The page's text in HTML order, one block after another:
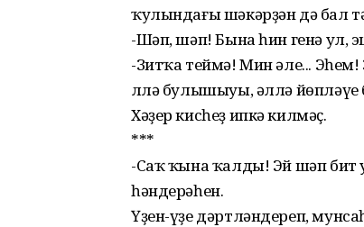
ҡулындағы шәкәрҙән дә бал
-Шәп, шәп! Бына һин генә ул,
-Зитҡа теймә! Мин әле... Эһем!
Әллә булышыуы, әллә
Хәҙер кисһеҙ ипкә килмәҫ.
***
-Саҡ ҡына ҡалды! Эй шәп
һәндерәһен.
Үҙен-үҙе дәртләндереп,